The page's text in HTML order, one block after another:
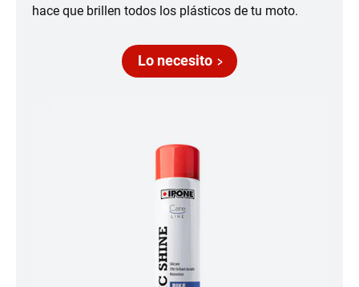
hace que brillen todos los plásticos de tu moto.
Lo necesito